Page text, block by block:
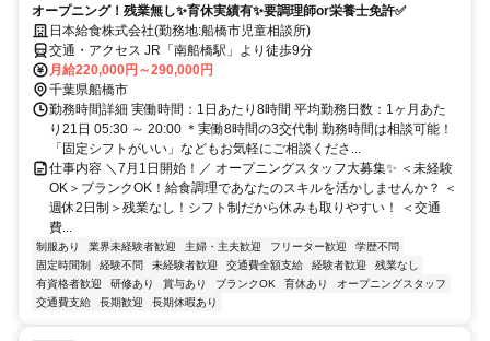
オープニング！残業無し✨育休実績有✨要調理師or栄養士免許✅
日本給食株式会社(勤務地:船橋市児童相談所)
交通・アクセス JR「南船橋駅」より徒歩9分
月給220,000円～290,000円
千葉県船橋市
勤務時間詳細 実働時間：1日あたり8時間 平均勤務日数：1ヶ月あた
り21日 05:30 ～ 20:00 ＊実働8時間の3交代制 勤務時間は相談可能！
「固定シフトがいい」などもお気軽にご相談くださ...
仕事内容 ＼7月1日開始！／ オープニングスタッフ大募集✨ ＜未経験
OK＞ブランクOK！給食調理であなたのスキルを活かしませんか？ ＜
週休2日制＞残業なし！シフト制だから休みも取りやすい！ ＜交通
費...
制服あり 業界未経験者歓迎 主婦・主夫歓迎 フリーター歓迎
学歴不問
固定時間制
経験不問 未経験者歓迎 交通費全額支給 経験者歓迎
残業なし
有資格者歓迎
研修あり 賞与あり ブランクOK 育休あり
オープニングスタッフ
交通費支給
長期歓迎 長期休暇あり